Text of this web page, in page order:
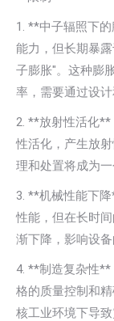
1. **中子辐照下
能力，但长期暴
子膨胀"。这种膨
率，需要通过设计
2. **放射性活化**
性活化，产生放
理和处置将成为一
3. **机械性能下
性能，但在长时
渐下降，影响设备
4. **制造复杂性**
格的质量控制和
核工业环境下导致